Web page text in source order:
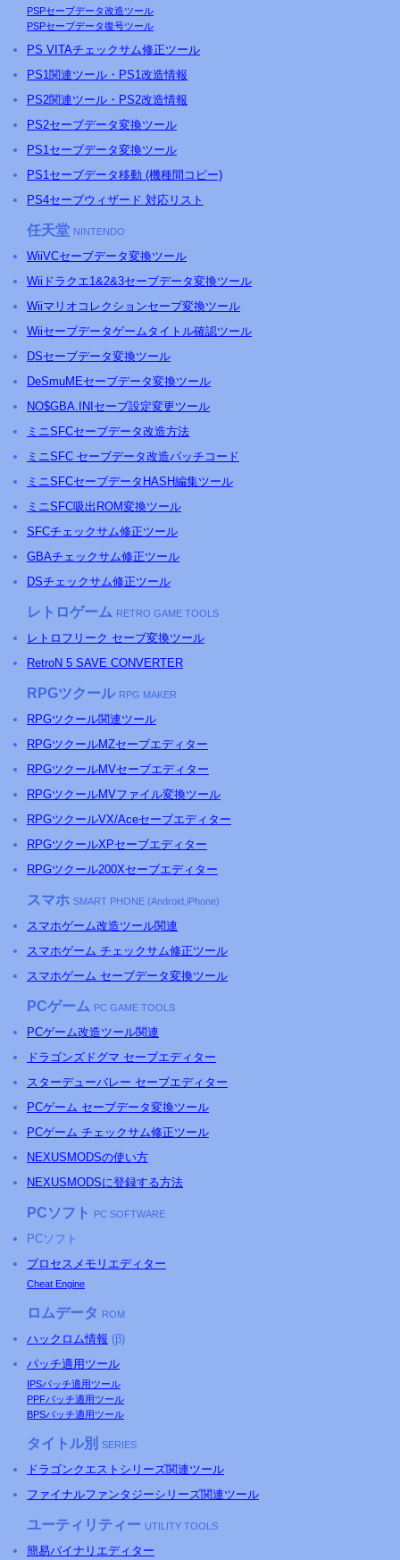
PSPセーブデータ改造ツール
PSPセーブデータ復号ツール
PS VITAチェックサム修正ツール
PS1関連ツール・ PS1改造情報
PS2関連ツール・ PS2改造情報
PS2セーブデータ変換ツール
PS1セーブデータ変換ツール
PS1セーブデータ移動 (機種間コピー)
PS4セーブウィザード 対応リスト
任天堂 NINTENDO
WiiVCセーブデータ変換ツール
Wiiドラクエ1&2&3セーブデータ変換ツール
Wiiマリオコレクションセーブ変換ツール
Wiiセーブデータゲームタイトル確認ツール
DSセーブデータ変換ツール
DeSmuMEセーブデータ変換ツール
NO$GBA.INIセーブ設定変更ツール
ミニSFCセーブデータ改造方法
ミニSFC セーブデータ改造パッチコード
ミニSFCセーブデータHASH編集ツール
ミニSFC吸出ROM変換ツール
SFCチェックサム修正ツール
GBAチェックサム修正ツール
DSチェックサム修正ツール
レトロゲーム RETRO GAME TOOLS
レトロフリーク セーブ変換ツール
RetroN 5 SAVE CONVERTER
RPGツクール RPG MAKER
RPGツクール関連ツール
RPGツクールMZセーブエディター
RPGツクールMVセーブエディター
RPGツクールMVファイル変換ツール
RPGツクールVX/Aceセーブエディター
RPGツクールXPセーブエディター
RPGツクール200Xセーブエディター
スマホ SMART PHONE (Android,iPhone)
スマホゲーム改造ツール関連
スマホゲーム チェックサム修正ツール
スマホゲーム セーブデータ変換ツール
PCゲーム PC GAME TOOLS
PCゲーム改造ツール関連
ドラゴンズドグマ セーブエディター
スターデューバレー セーブエディター
PCゲーム セーブデータ変換ツール
PCゲーム チェックサム修正ツール
NEXUSMODSの使い方
NEXUSMODSに登録する方法
PCソフト PC SOFTWARE
PCソフト
プロセスメモリエディター
Cheat Engine
ロムデータ ROM
ハックロム情報 (β)
パッチ適用ツール
IPSパッチ適用ツール
PPFパッチ適用ツール
BPSパッチ適用ツール
タイトル別 SERIES
ドラゴンクエストシリーズ関連ツール
ファイナルファンタジーシリーズ関連ツール
ユーティリティー UTILITY TOOLS
簡易バイナリエディター